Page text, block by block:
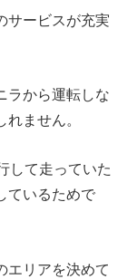
サービスが充実
ラから運転しな
ません。
して走っていた
ているためで
エリアを決めて